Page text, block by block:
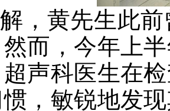
，黄先生此
而，今年上
声科医生在
，敏锐地发